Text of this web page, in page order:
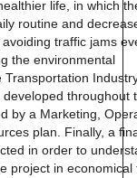
life, in which
routine and
traffic jams
the environmental
Transportation
throughout
by a Marketing,
plan. Finally, a
in order to
project in economical